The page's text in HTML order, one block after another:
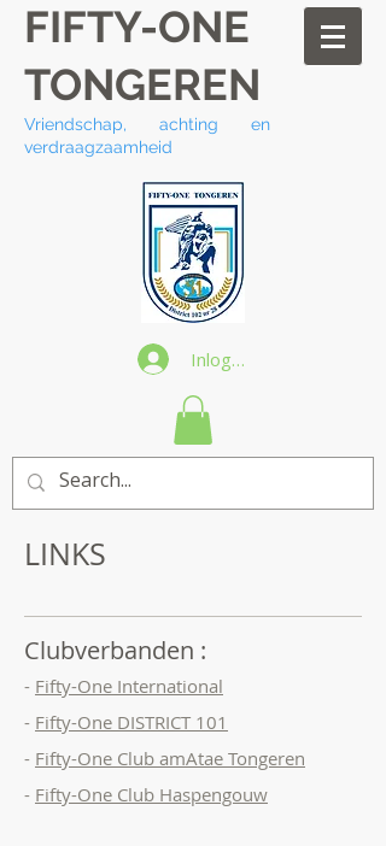
FIFTY-ONE
TONGEREN
Vriendschap, achting en
verdraagzaamheid
Inloggen
LINKS
Clubverbanden :
- Fifty-One International
- Fifty-One DISTRICT 101
- Fifty-One Club amAtae Tongeren
- Fifty-One Club Haspengouw